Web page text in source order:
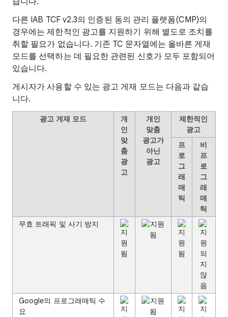
다른 IAB TCF v2.3의 인증된 동의 관리 플랫폼(CMP)의
경우에는 제한적인 광고를 지원하기 위해 별도로 조치를
취할 필요가 없습니다. 기존 TC 문자열에는 올바른 게재
모드를 선택하는 데 필요한 관련된 신호가 모두 포함되어
있습니다.
게시자가 사용할 수 있는 광고 게재 모드는 다음과 같습
니다.
광고 게재 모드
개
인
맞
춤
광
고
개인
맞춤
광고가
아닌
광고
제한적인
광고
프
로
그
래
매
틱
비
프
로
그
래
매
틱
무효 트래픽 및 사기 방지
Google의 프로그래매틱 수
요